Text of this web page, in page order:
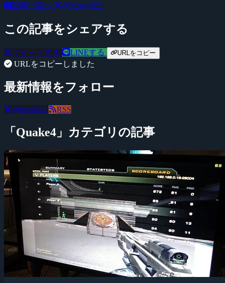
記事一覧へ @YossyFPS
この記事をシェアする
ツイートする LINEする URLをコピー
URLをコピーしました
最新情報をフォロー
@negitaku RSS
「Quake4」カテゴリの記事